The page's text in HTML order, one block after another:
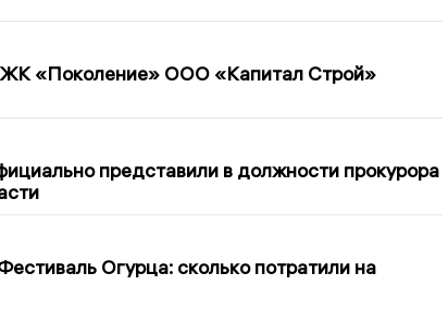
«Поколение» ООО «Капитал Строй»
представили в должности прокурора
Огурца: сколько потратили на